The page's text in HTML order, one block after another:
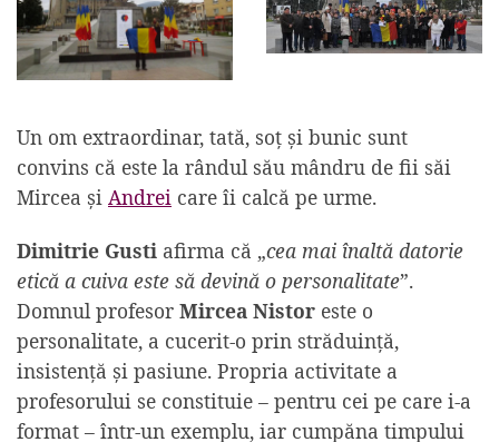
Un om extraordinar, tată, soț și bunic sunt
convins că este la rândul său mândru de fii săi
Mircea și Andrei care îi calcă pe urme.
Dimitrie Gusti afirma că „cea mai înaltă datorie
etică a cuiva este să devină o personalitate”.
Domnul profesor Mircea Nistor este o
personalitate, a cucerit-o prin străduință,
insistență și pasiune. Propria activitate a
profesorului se constituie – pentru cei pe care i-a
format – într-un exemplu, iar cumpăna timpului